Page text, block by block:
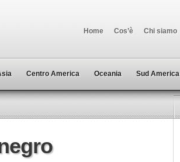
Home Cos’è Chi siamo
Centro America Oceania Sud America